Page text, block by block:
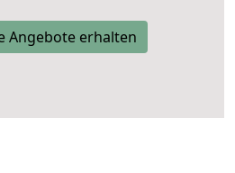
Angebote erhalten